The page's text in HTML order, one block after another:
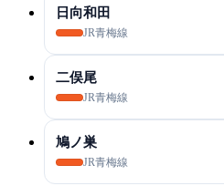
日向和田
JR青梅線
二俣尾
JR青梅線
鳩ノ巣
JR青梅線